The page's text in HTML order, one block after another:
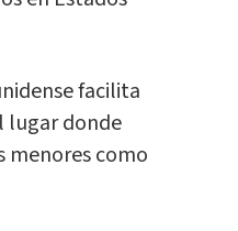
facilita
lugar donde
menores como